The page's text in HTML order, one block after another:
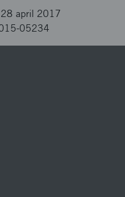
28 april 2017
05234